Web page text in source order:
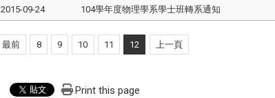
2015-09-24 104學年度物理學系學士班轉系通知
最前 8 9 10 11 12 上一頁
Print this page